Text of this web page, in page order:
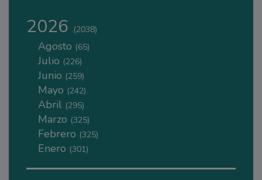
2026 (2038)
Agosto (65)
Julio (226)
Junio (259)
Mayo (242)
Abril (295)
Marzo (325)
Febrero (325)
Enero (301)